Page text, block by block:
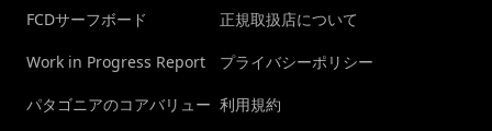
FCDサーフボード
Work in Progress Report
パタゴニアのコアバリュー
正規取扱店について
プライバシーポリシー
利用規約